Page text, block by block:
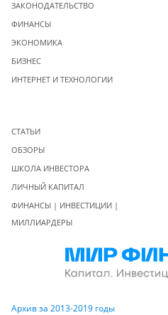
ЗАКОНОДАТЕЛЬСТВО
ФИНАНСЫ
ЭКОНОМИКА
БИЗНЕС
ИНТЕРНЕТ И ТЕХНОЛОГИИ
СТАТЬИ
ОБЗОРЫ
ШКОЛА ИНВЕСТОРА
ЛИЧНЫЙ КАПИТАЛ
ФИНАНСЫ | ИНВЕСТИЦИИ |
МИЛЛИАРДЕРЫ
Архив за 2013-2019 годы